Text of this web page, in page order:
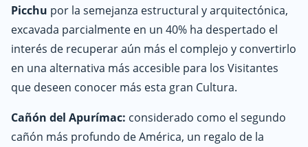
Picchu por la semejanza estructural y arquitectónica,
excavada parcialmente en un 40% ha despertado el
interés de recuperar aún más el complejo y convertirlo
en una alternativa más accesible para los Visitantes
que deseen conocer más esta gran Cultura.
Cañón del Apurímac: considerado como el segundo
cañón más profundo de América, un regalo de la